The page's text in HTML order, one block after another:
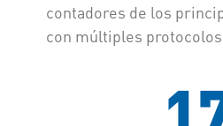
contadores de los
con múltiples